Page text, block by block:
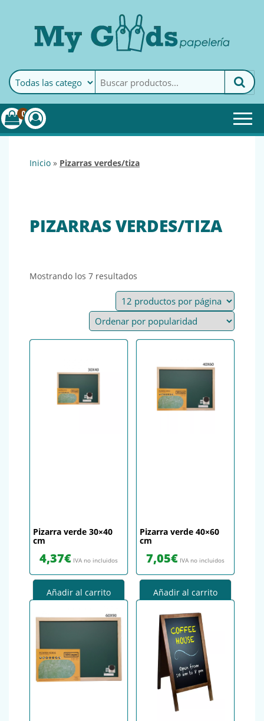
MyGoods · PapeleríaMy Goods es tu papelería
online de confianza. Podrás
encontrar todo lo necesario
0
inicio » pizarras verdes/tiza
PIZARRAS VERDES/TIZA
Mostrando los 7 resultados
Pizarra verde 30×40
cm
4,37€ IVA no incluidos
Añadir al carrito
Pizarra verde 40×60
cm
7,05€ IVA no incluidos
Añadir al carrito